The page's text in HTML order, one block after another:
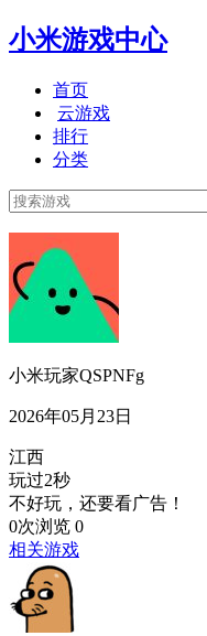
小米游戏中心
首页
云游戏
排行
分类
小米玩家QSPNFg
2026年05月23日
江西
玩过2秒
不好玩，还要看广告！
0次浏览 0
相关游戏